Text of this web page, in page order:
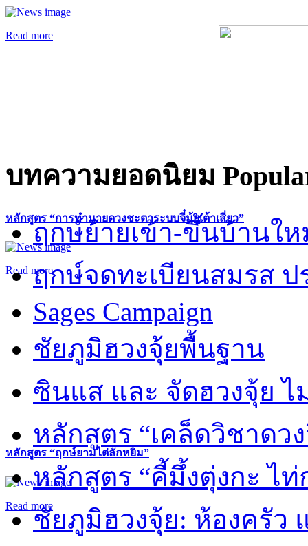
Read more
หลักสูตร “การทำนายดวงชะตาระบบจี๋มุ้ยเต้าเสี่ยว”
Read more
หลักสูตร “ฤกษ์ยามไต่ลักหยิ่ม”
Read more
บทความยอดนิยม
ฤกษ์ย้ายเข้า-ขึ้นบ้านให
ฤกษ์จดทะเบียนสมรส ป
Sages Campaign
ชัยภูมิฮวงจุ้ยพื้นฐาน
ซินแส และ จัดฮวงจุ้ย ไ
หลักสูตร “เคล็ดวิชาดว
หลักสูตร “คี้มึ้งตุ่งกะ ไ
ชัยภูมิฮวงจุ้ย: ห้องครัว